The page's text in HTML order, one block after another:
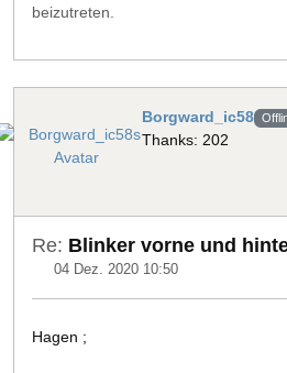
beizutreten.
Borgward_ic58
Thanks: 202
Re: Blinker vorne und
04 Dez. 2020 10:50
Hagen ;